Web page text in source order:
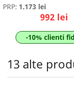
PRP: 1.173 lei
992 lei
-10% clienti
13 alte